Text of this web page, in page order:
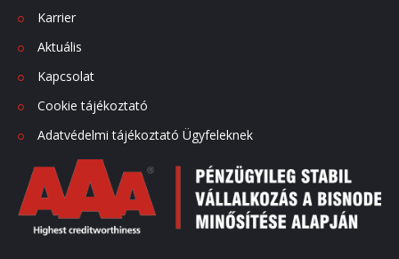
Karrier
Aktuális
Kapcsolat
Cookie tájékoztató
Adatvédelmi tájékoztató Ügyfeleknek